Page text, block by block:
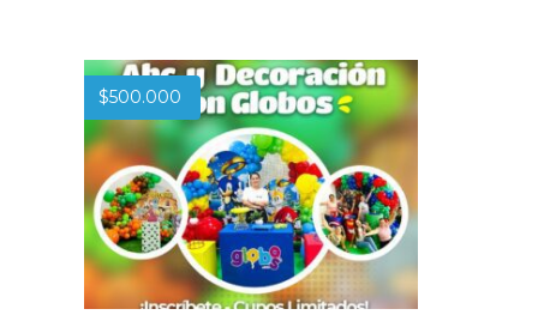
$500.000